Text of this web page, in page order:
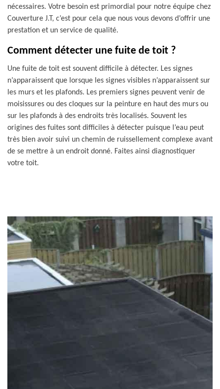
nécessaires. Votre besoin est primordial pour notre équipe chez
Couverture J.T, c’est pour cela que nous vous devons d’offrir une
prestation et un service de qualité.
Comment détecter une fuite de toit ?
Une fuite de toit est souvent difficile à détecter. Les signes
n’apparaissent que lorsque les signes visibles n’apparaissent sur
les murs et les plafonds. Les premiers signes peuvent venir de
moisissures ou des cloques sur la peinture en haut des murs ou
sur les plafonds à des endroits très localisés. Souvent les
origines des fuites sont difficiles à détecter puisque l’eau peut
très bien avoir suivi un chemin de ruissellement complexe avant
de se mettre à un endroit donné. Faites ainsi diagnostiquer
votre toit.